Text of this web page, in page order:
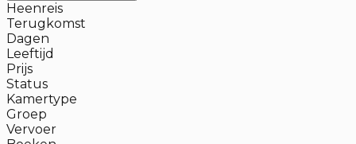
Heenreis
Terugkomst
Dagen
Leeftijd
Prijs
Status
Kamertype
Groep
Vervoer